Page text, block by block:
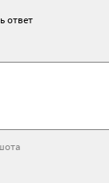
ответ